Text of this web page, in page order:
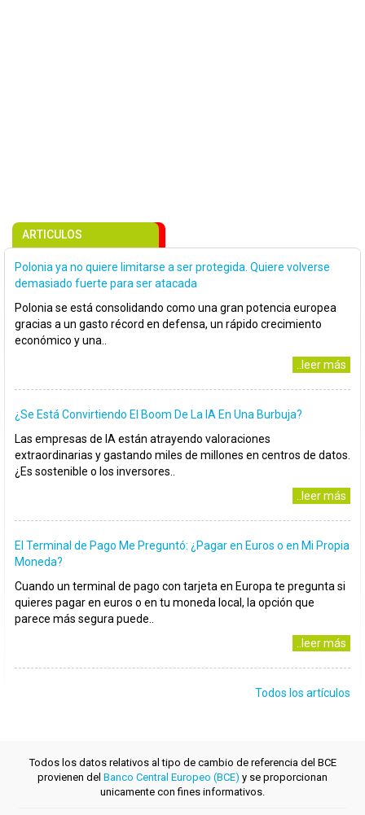
ARTICULOS
Polonia ya no quiere limitarse a ser protegida. Quiere volverse
demasiado fuerte para ser atacada
Polonia se está consolidando como una gran potencia europea
gracias a un gasto récord en defensa, un rápido crecimiento
económico y una..
..leer más
¿Se Está Convirtiendo El Boom De La IA En Una Burbuja?
Las empresas de IA están atrayendo valoraciones
extraordinarias y gastando miles de millones en centros de datos.
¿Es sostenible o los inversores..
..leer más
El Terminal de Pago Me Preguntó: ¿Pagar en Euros o en Mi Propia
Moneda?
Cuando un terminal de pago con tarjeta en Europa te pregunta si
quieres pagar en euros o en tu moneda local, la opción que
parece más segura puede..
..leer más
Todos los artículos
Todos los datos relativos al tipo de cambio de referencia del BCE
provienen del Banco Central Europeo (BCE) y se proporcionan
unicamente con fines informativos.